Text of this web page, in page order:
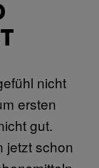
nicht
ersten
gut.
jetzt schon